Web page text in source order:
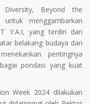
Diversity, Beyond the
menggambarkan
Y.A.I, yang terdiri dari
belakang budaya dari
pentingnya
pondasi yang kuat
Week 2024 dilakukan